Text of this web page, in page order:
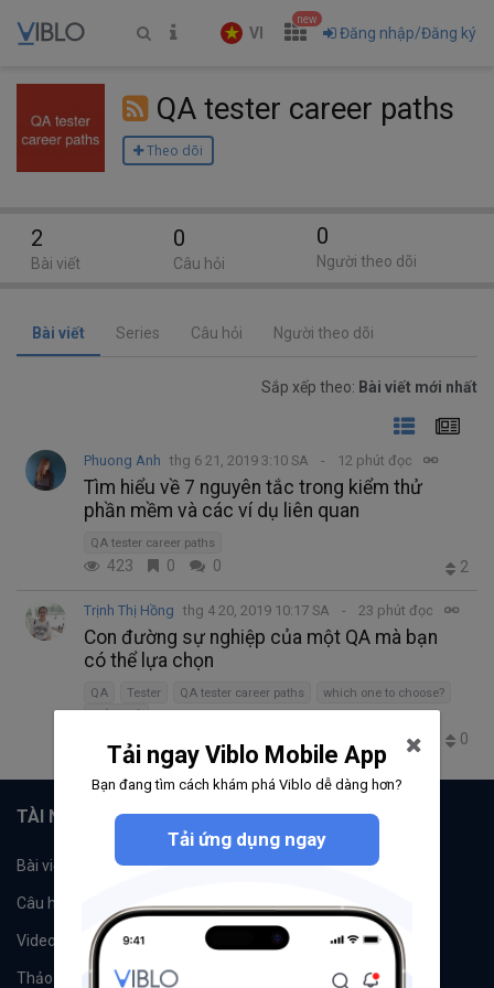
VI
new
Đăng nhập/Đăng ký
QA tester career paths
Theo dõi
Bài viết Series Câu hỏi Người theo dõi
Sắp xếp theo: Bài viết mới nhất
Phuong Anh thg 6 21, 2019 3:10 SA 12 phút đọc
Tìm hiểu về 7 nguyên tắc trong kiểm thử
phần mềm và các ví dụ liên quan
QA tester career paths
423 0 0 2
Trịnh Thị Hồng thg 4 20, 2019 10:17 SA 23 phút đọc
Con đường sự nghiệp của một QA mà bạn
có thể lựa chọn
QA Tester QA tester career paths
which one to choose?
Kiểm thử
0
2
Bài viết
0
Câu hỏi
0
Người theo dõi
TÀI NGUYÊN
Bài viết Tổ chức
Câu hỏi Tags
Videos Tác giả
Thảo luận Đề xuất hệ thống
Tải ngay Viblo Mobile App
Bạn đang tìm cách khám phá Viblo dễ dàng hơn?
Tải ứng dụng ngay